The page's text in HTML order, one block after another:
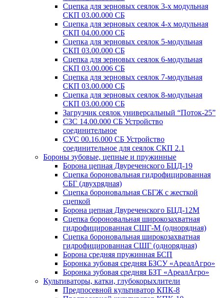
Сцепка для зерновых сеялок 3-х модульная
СКП 03.00.000 СБ
Сцепка для зерновых сеялок 4-х модульная
СКП 04.00.000 СБ
Сцепка для зерновых сеялок 5-модульная
СКП 03.00.000 СБ
Сцепка для зерновых сеялок 6-модульная
СКП 03.00.006 СБ
Сцепка для зерновых сеялок 7-модульная
СКП 03.00.000 СБ
Сцепка для зерновых сеялок 8-модульная
СКП 03.00.000 СБ
Загрузчик сеялок универсальный “Поток-25”
СЗС 14.00.000 СБ Устройство
соединительное
СУС 00.16.000 СБ Устройство
соединительное для сеялок СКП 2.1
Бороны зубовые, цепные и пружинные
Борона цепная Двуреченского БЦД-19
Сцепка бороновальная гидрофицированная
СБГ (двухрядная)
Сцепка бороновальная СБГЖ с жесткой
сцепкой
Борона цепная Двуреченского БЦД-12М
Сцепка бороновальная широкозахватная
гидрофицированная СШГ-М (однорядная)
Сцепка бороновальная широкозахватная
гидрофицированная СШГ (однорядная)
Борона средняя пружинная БСП
Боронка зубовая средняя БЗСУ «АреалАгро»
Боронка зубовая средняя БЗТ «АреалАгро»
Культиваторы, катки, глубокорыхлители
Предпосевной культиватор КПК-8